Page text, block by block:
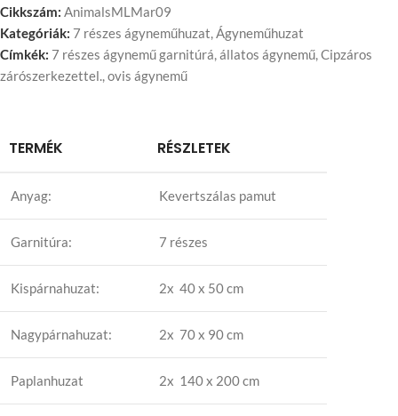
Cikkszám: AnimalsMLMar09
Kategóriák: 7 részes ágyneműhuzat,Ágyneműhuzat
Címkék: 7 részes ágynemű garnitúrá,állatos ágynemű,Cipzáros
zárószerkezettel.,ovis ágynemű
TERMÉK RÉSZLETEK
Anyag: Kevertszálas pamut
Garnitúra: 7 részes
Kispárnahuzat: 2x 40 x 50 cm
Nagypárnahuzat: 2x 70 x 90 cm
Paplanhuzat 2x 140 x 200 cm